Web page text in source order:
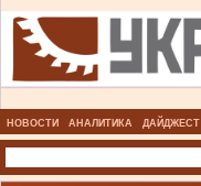
НОВОСТИ АНАЛИТИКА ДАЙДЖЕСТ